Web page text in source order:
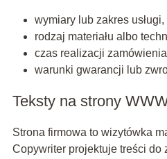
wymiary lub zakres usługi,
rodzaj materiału albo
czas realizacji
warunki gwarancji lub
Teksty na strony
Strona firmowa to wizytówka
Copywriter projektuje treści do